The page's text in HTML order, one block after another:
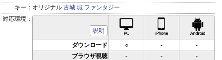
キー： オリジナル 古城 城 ファンタジー
対応環境：
説明
iPhone対応
ダウンロード ○ -
-
ブラウザ視聴
- -
-